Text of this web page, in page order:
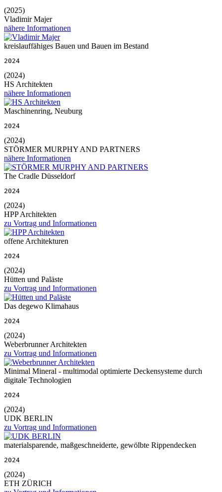
(2025)
Vladimir Majer
nähere Informationen
kreislauffähiges Bauen und Bauen im Bestand
2024
(2024)
HS Architekten
nähere Informationen
Maschinenring, Neuburg
2024
(2024)
STÖRMER MURPHY AND PARTNERS
nähere Informationen
The Cradle Düsseldorf
2024
(2024)
HPP Architekten
zu Vortrag und Informationen
offene Architekturen
2024
(2024)
Hütten und Paläste
zu Vortrag und Informationen
Das degewo Klimahaus
2024
(2024)
Weberbrunner Architekten
zu Vortrag und Informationen
Minimal Mineral - multimodal optimierte Deckensysteme durch
digitale Technologien
2024
(2024)
UDK BERLIN
zu Vortrag und Informationen
materialsparende, maßgeschneiderte, gewölbte Rippendecken
2024
(2024)
ETH ZÜRICH